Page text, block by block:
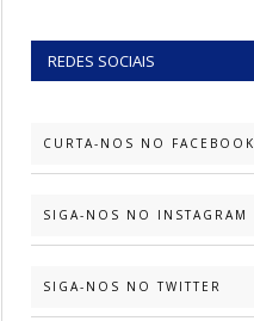
REDES SOCIAIS
CURTA-NOS NO FACEBOOK
SIGA-NOS NO INSTAGRAM
SIGA-NOS NO TWITTER